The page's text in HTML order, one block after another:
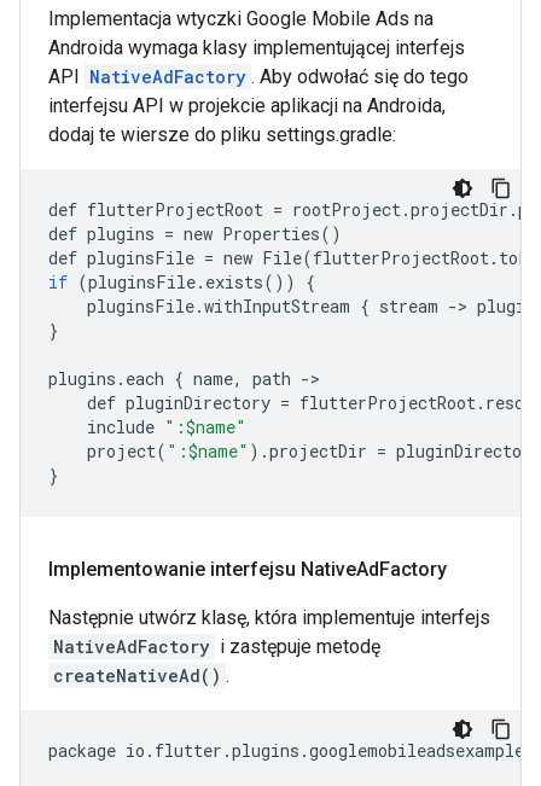
Implementacja wtyczki Google Mobile Ads na
Androida wymaga klasy implementującej interfejs
API NativeAdFactory . Aby odwołać się do tego
interfejsu API w projekcie aplikacji na Androida,
dodaj te wiersze do pliku settings.gradle:
def flutterProjectRoot = rootProject.projectDir .
def plugins = new Properties()
def pluginsFile = new File(flutterProjectRoot.
if (pluginsFile. exists())
{
pluginsFile.withInputStream { stream ->
}
plugins . each { name, path -
def pluginDirectory = flutterProjectRoot.
include ":$name"
project( ":$name" ) .projectDir = pluginDirectory
}
Implementowanie interfejsu NativeAdFactory
Następnie utwórz klasę, która implementuje interfejs
NativeAdFactory i zastępuje metodę
createNativeAd() .
package io . flutter .plugins .googlemobileadsexample